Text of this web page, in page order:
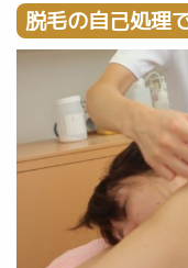
脱毛の自己処理